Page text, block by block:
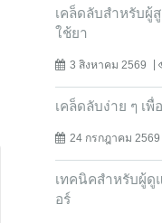
เคล็ดลับสำหรับผู้
ใช้ยา
3 สิงหาคม 2569
เคล็ดลับง่าย ๆ เ
24 กรกฎาคม 2569
เทคนิคสำหรับผู้ดู
อร์